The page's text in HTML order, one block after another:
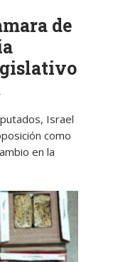
de
Israel
como
en la